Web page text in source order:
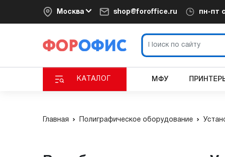
Москва shop@foroffice.ru пн-пт
КАТАЛОГ МФУ
Главная Полиграфическое оборудование